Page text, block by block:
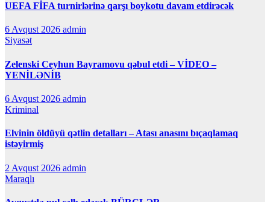
UEFA FİFA turnirlərinə qarşı boykotu davam etdirəcək
6 Avqust 2026 admin
Siyasət
Zelenski Ceyhun Bayramovu qəbul etdi – VİDEO –
YENİLƏNİB
6 Avqust 2026 admin
Kriminal
Elvinin öldüyü qətlin detalları – Atası anasını bıçaqlamaq
istəyirmiş
2 Avqust 2026 admin
Maraqlı